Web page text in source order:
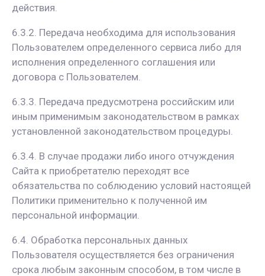
действия.
6.3.2. Передача необходима для использования
Пользователем определенного сервиса либо для
исполнения определенного соглашения или
договора с Пользователем.
6.3.3. Передача предусмотрена российским или
иным применимым законодательством в рамках
установленной законодательством процедуры.
6.3.4. В случае продажи либо иного отчуждения
Сайта к приобретателю переходят все
обязательства по соблюдению условий настоящей
Политики применительно к полученной им
персональной информации.
6.4. Обработка персональных данных
Пользователя осуществляется без ограничения
срока любым законным способом, в том числе в